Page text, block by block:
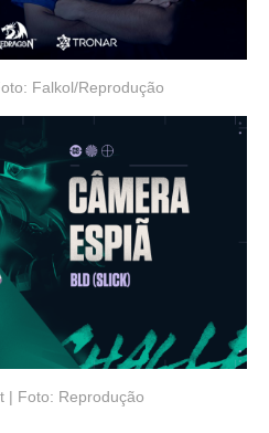
Falkol/Reprodução
| Foto: Reprodução